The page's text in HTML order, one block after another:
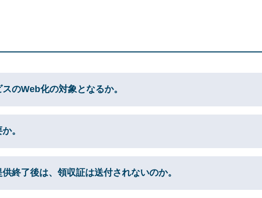
のWeb化の対象となるか。
。
終了後は、領収証は送付されないのか。